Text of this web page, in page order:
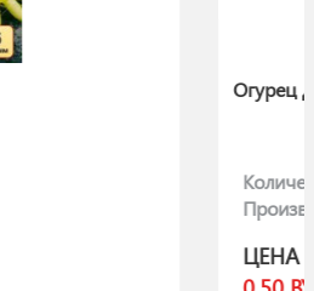
Огурец Длинный Зеленый (Лонг